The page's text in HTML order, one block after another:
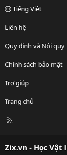
Tiếng Việt
Liên hệ
Quy định và Nội quy
Chính sách bảo mật
Trợ giúp
Trang chủ
R
Zix.vn - Học